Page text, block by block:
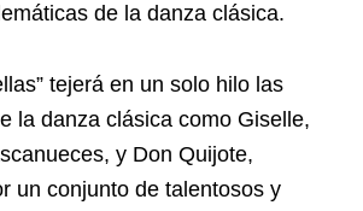
de la danza clásica.
tejerá en un solo hilo las
la danza clásica como Giselle,
y Don Quijote,
un conjunto de talentosos y